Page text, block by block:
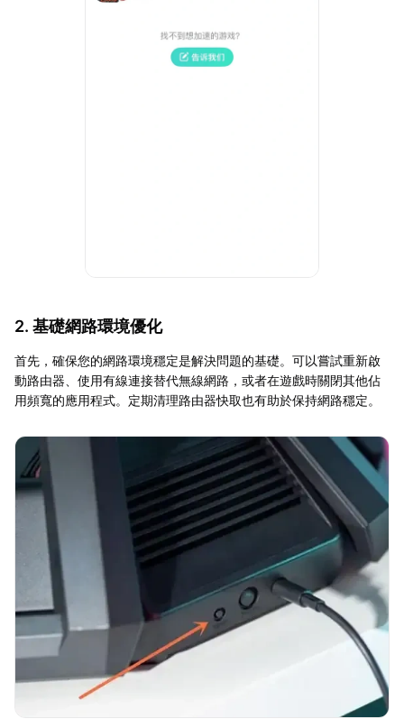
2. 基礎網路環境優化
首先，確保您的網路環境穩定是解決問題的基礎。可以嘗試重新啟
動路由器、使用有線連接替代無線網路，或者在遊戲時關閉其他佔
用頻寬的應用程式。定期清理路由器快取也有助於保持網路穩定。